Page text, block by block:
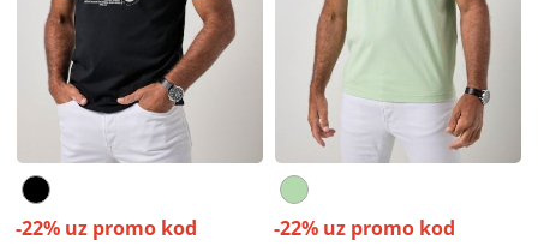
-22% uz promo kod -22% uz promo kod